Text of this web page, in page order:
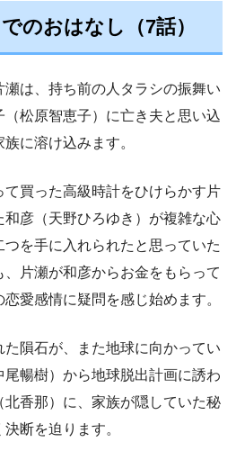
のおはなし（7話）
は、持ち前の人タラシの振舞い
松原智恵子）に亡き夫と思い込
に溶け込みます。
買った高級時計をひけらかす片
彦（天野ひろゆき）が複雑な心
を手に入れられたと思っていた
片瀬が和彦からお金をもらって
愛感情に疑問を感じ始めます。
隕石が、また地球に向かってい
暢樹）から地球脱出計画に誘わ
香那）に、家族が隠していた秘
断を迫ります。